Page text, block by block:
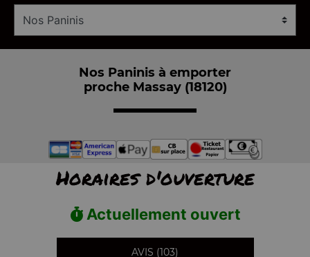
Nos Paninis à emporter
proche Massay (18120)
Horaires d'ouverture
Actuellement ouvert
AVIS (103)